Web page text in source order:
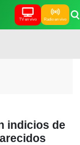
TV en vivo Radio en vivo
indicios de